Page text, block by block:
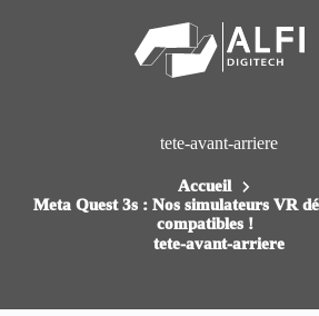
tete-avant-arriere
Accueil
Meta Quest 3s : Nos simulateurs VR
compatibles !
tete-avant-arriere